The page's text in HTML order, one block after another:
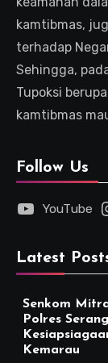
kamtibmas,
terhadap
Sehingga,
Tupoksi
kamtibmas
Follow Us
YouTube
Latest
Senkom
Polres
Kemarau